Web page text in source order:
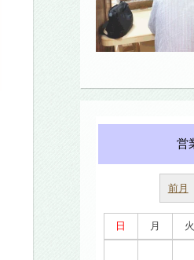
前月
日 月 火